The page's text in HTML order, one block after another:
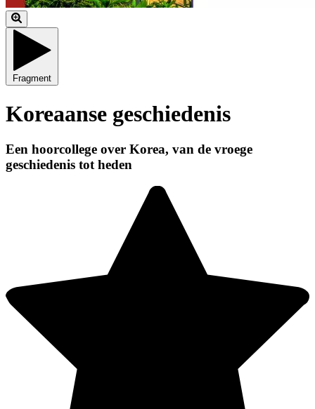
Fragment
Koreaanse geschiedenis
Een hoorcollege over Korea, van de vroege
geschiedenis tot heden